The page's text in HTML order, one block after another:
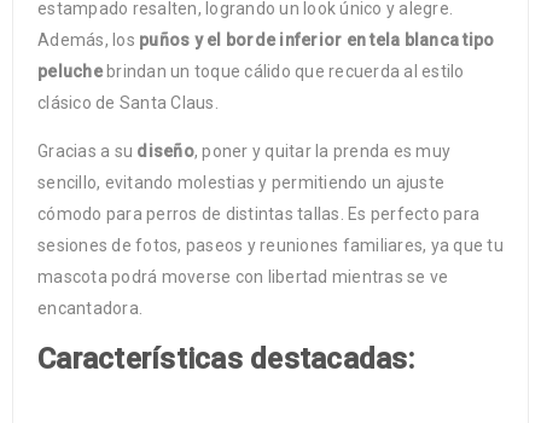
estampado resalten, logrando un look único y alegre.
Además, los puños y el borde inferior en tela blanca tipo
peluchebrindan un toque cálido que recuerda al estilo
clásico de Santa Claus.
Gracias a su diseño, poner y quitar la prenda es muy
sencillo, evitando molestias y permitiendo un ajuste
cómodo para perros de distintas tallas. Es perfecto para
sesiones de fotos, paseos y reuniones familiares, ya que tu
mascota podrá moverse con libertad mientras se ve
encantadora.
Características destacadas: